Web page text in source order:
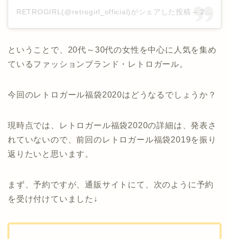
RETROGIRL(@retrogirl_official)がシェアした投稿 – 2019年 8月月12日午前12時55分PDT
ということで、20代～30代の女性を中心に人気を集め
ているファッションブランド・レトロガール。
今回のレトロガール福袋2020はどうなるでしょうか？
現時点では、レトロガール福袋2020の詳細は、発表さ
れていないので、前回のレトロガール福袋2019を振り
返りたいと思います。
まず、予約ですが、通販サイトにて、次のように予約
を受け付けていました↓